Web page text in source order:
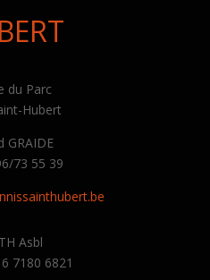
du Parc
Hubert
GRAIDE
73 55 39
Asbl
7180 6821